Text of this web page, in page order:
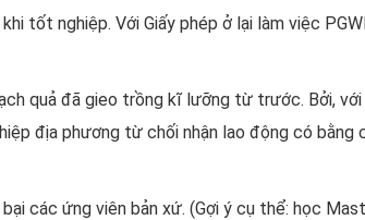
tốt nghiệp. Với Giấy phép ở lại làm việc
quả đã gieo trồng kĩ lưỡng từ trước. Bởi,
địa phương từ chối nhận lao động có
các ứng viên bản xứ. (Gợi ý cụ thể: học